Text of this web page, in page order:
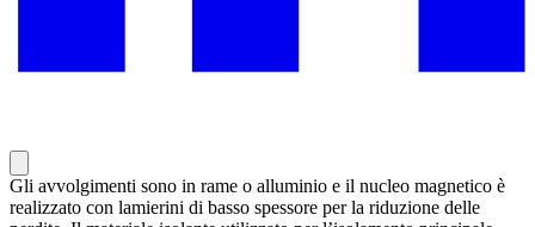
Gli avvolgimenti sono in rame o alluminio e il nucleo magnetico è
realizzato con lamierini di basso spessore per la riduzione delle